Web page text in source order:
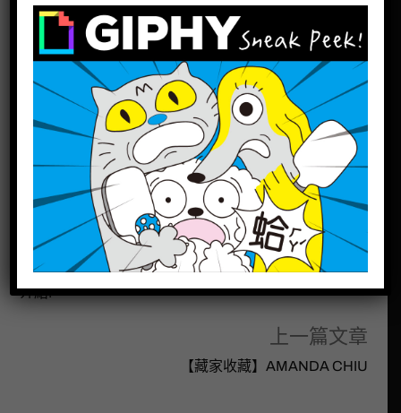
(K‧chien)私人收藏。
((( 藏家介紹 – 連結 )))
分享此文：
名人推薦
下一篇文章
台灣南部偉大藝術油畫家 ─ 劉啟祥真跡原作作品 – 展覽
介紹!
上一篇文章
【藏家收藏】AMANDA CHIU